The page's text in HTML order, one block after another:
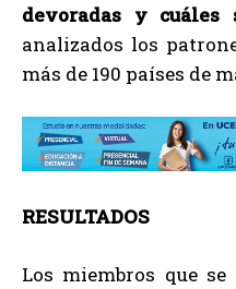
devoradas y cuáles
analizados los
más de 190 países de
RESULTADOS
Los miembros que